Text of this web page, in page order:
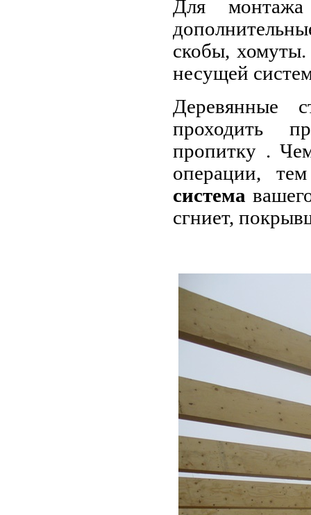
Для монтажа
скобы,
несущей
Деревянные
проходить
пропитку .
операции,
система
сгниет,